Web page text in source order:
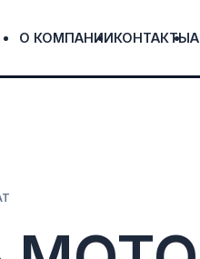
О КОМПАНИИКОНТАКТЫ